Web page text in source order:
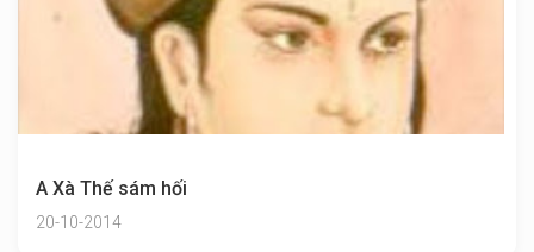
A Xà Thế sám hối
20-10-2014